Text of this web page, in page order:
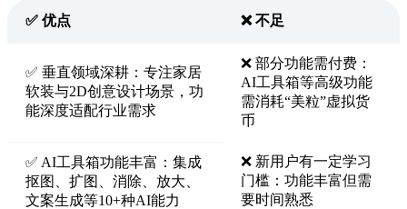
✅ 优点 ❌ 不足
✅ 垂直领域深耕：专注家居
软装与2D创意设计场景，功
能深度适配行业需求
❌ 部分功能需付费：
AI工具箱等高级功能
需消耗“美粒”虚拟货
币
✅ AI工具箱功能丰富：集成
抠图、扩图、消除、放大、
文案生成等10+种AI能力
❌ 新用户有一定学习
门槛：功能丰富但需
要时间熟悉